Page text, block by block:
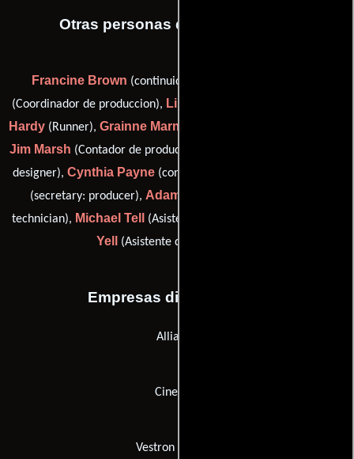
Otras personas que participaron
Francine Brown (continuidad),
(Coordinador de produccion), Lincoln Hall
Hardy (Runner), Grainne Marmion
Jim Marsh (Contador de producción),
designer), Cynthia Payne(consultor),
(secretary: producer), Adam Samuelson
technician), Michael Tell (Asistente de contabilidad) y
Yell
(Asistente de contabilidad)
Empresas distribuidoras
Alliance
Cine Vox
Vestron Pictures